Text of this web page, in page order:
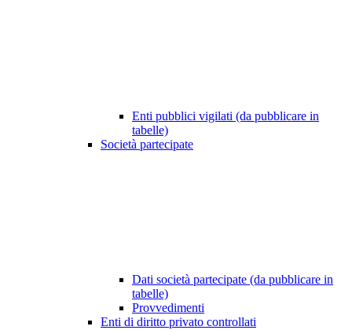
Enti pubblici vigilati (da pubblicare in
tabelle)
Società partecipate
Dati società partecipate (da pubblicare in
tabelle)
Provvedimenti
Enti di diritto privato controllati